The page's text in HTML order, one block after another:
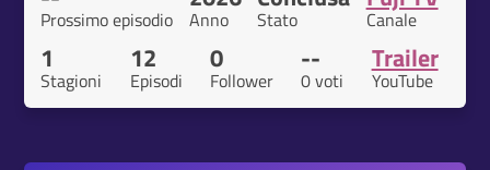
Prossimo episodio Anno Stato Canale
1
Stagioni
12
Episodi
0
Follower
--
0 voti
Trailer
YouTube